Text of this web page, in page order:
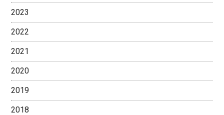
2023
2022
2021
2020
2019
2018